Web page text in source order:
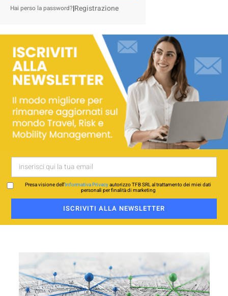
Hai perso la password?|Registrazione
Presa visione dell’Informativa Privacyautorizzo TFB SRL al trattamento dei miei dati
personali per finalità di marketing
ISCRIVITI ALLA NEWSLETTER